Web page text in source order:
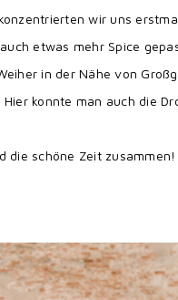
wir uns
etwas mehr Spice
in der Nähe von
konnte man auch die
die schöne Zeit zusammen!